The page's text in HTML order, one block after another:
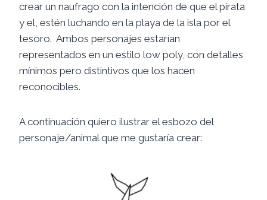
crear un naufrago con la intención de que el pirata
y el, estén luchando en la playa de la isla por el
tesoro. Ambos personajes estarían
representados en un estilo low poly, con detalles
mínimos pero distintivos que los hacen
reconocibles.
A continuación quiero ilustrar el esbozo del
personaje/animal que me gustaría crear: